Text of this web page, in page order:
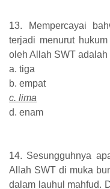
13. Mempercayai
terjadi menurut
oleh Allah SWT adalah
a. tiga
b. empat
c. lima
d. enam
14. Sesungguhnya
Allah SWT di muka
dalam lauhul mahfud.